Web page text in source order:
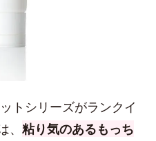
トシリーズがランクイ
粘り気のあるもっち